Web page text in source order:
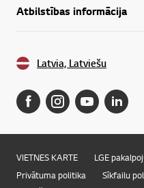
Atbilstības informācija
Latvia, Latviešu
VIETNES KARTE
LGE
Privātuma politika
Sīkfailu